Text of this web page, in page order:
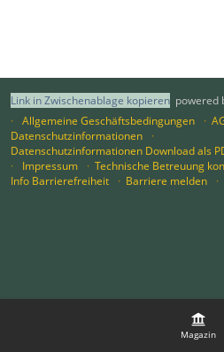
Magazin
Link in Zwischenablage kopieren powered
Allgemeine Geschäftsbedingungen
Datenschutzinformationen
Datenschutzinformationen Download als
Impressum
Technische Betreuung
Info Barrierefreiheit
Barriere melden